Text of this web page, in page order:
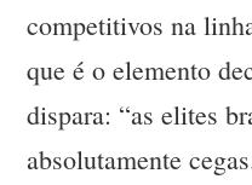
competitivos na
que é o elemento
dispara: “as elites
absolutamente